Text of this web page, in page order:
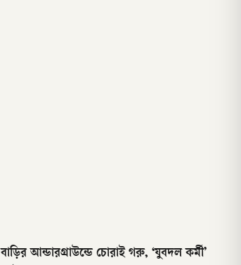
বাড়ির আন্ডারগ্রাউন্ডে চোরাই গরু, ‘যুবদল কর্মী’